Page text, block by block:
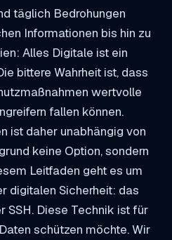
täglich Bedrohungen
Informationen bis hin zu
Alles Digitale ist ein
bittere Wahrheit ist, dass
wertvolle
fallen können.
ist daher unabhängig von
keine Option, sondern
Leitfaden geht es um
digitalen Sicherheit: das
SSH. Diese Technik ist für
schützen möchte. Wir